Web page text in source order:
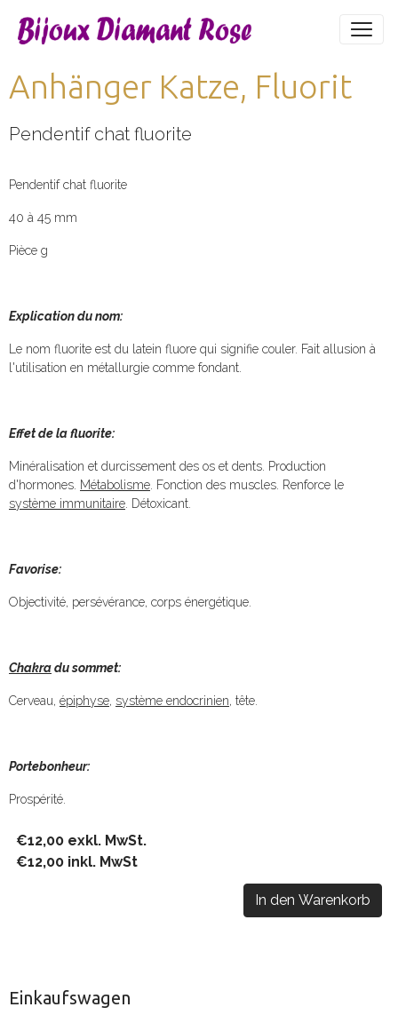
Anhänger Katze, Fluorit
Pendentif chat fluorite
Pendentif chat fluorite
40 à 45 mm
Pièce g
Explication du nom:
Le nom fluorite est du latein fluore qui signifie couler. Fait allusion à
l'utilisation en métallurgie comme fondant.
Effet de la fluorite:
Minéralisation et durcissement des os et dents. Production
d'hormones. Métabolisme . Fonction des muscles. Renforce le
système immunitaire . Détoxicant.
Favorise:
Objectivité, persévérance, corps énergétique.
Chakradu sommet:
Cerveau, épiphyse, système endocrinien, tête.
Portebonheur:
Prospérité.
€12,00 exkl. MwSt.
€12,00 inkl. MwSt
In den Warenkorb
Einkaufswagen